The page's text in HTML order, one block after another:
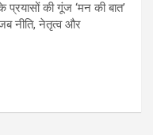
की गूंज ‘मन की बात’
नीति, नेतृत्व और